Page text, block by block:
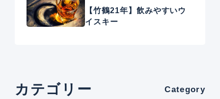
【竹鶴21年】飲みやすいウ
イスキー
カテゴリー Category